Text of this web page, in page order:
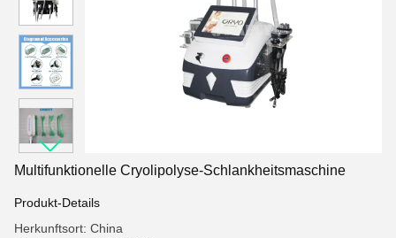
Multifunktionelle Cryolipolyse-Schlankheitsmaschine
Produkt-Details
Herkunftsort: China